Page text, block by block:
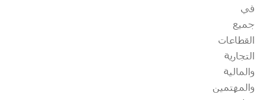
في
جميع
القطاعات
التجارية
والمالية
والمهتمين